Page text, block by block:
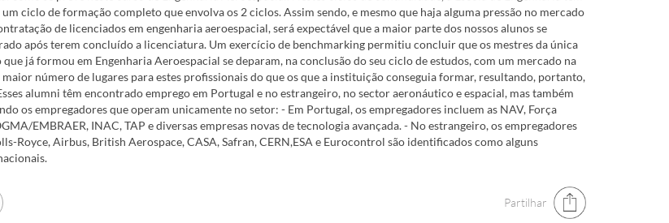
ciclo de formação completo que envolva os 2 ciclos. Assim sendo, e mesmo que haja alguma pressão no mercado
de licenciados em engenharia aeroespacial, será expectável que a maior parte dos nossos alunos se
após terem concluído a licenciatura. Um exercício de benchmarking permitiu concluir que os mestres da única
já formou em Engenharia Aeroespacial se deparam, na conclusão do seu ciclo de estudos, com um mercado na
número de lugares para estes profissionais do que os que a instituição conseguia formar, resultando, portanto,
alumni têm encontrado emprego em Portugal e no estrangeiro, no sector aeronáutico e espacial, mas também
os empregadores que operam unicamente no setor: - Em Portugal, os empregadores incluem as NAV, Força
EMBRAER, INAC, TAP e diversas empresas novas de tecnologia avançada. - No estrangeiro, os empregadores
Royce, Airbus, British Aerospace, CASA, Safran, CERN,ESA e Eurocontrol são identificados como alguns
Partilhar